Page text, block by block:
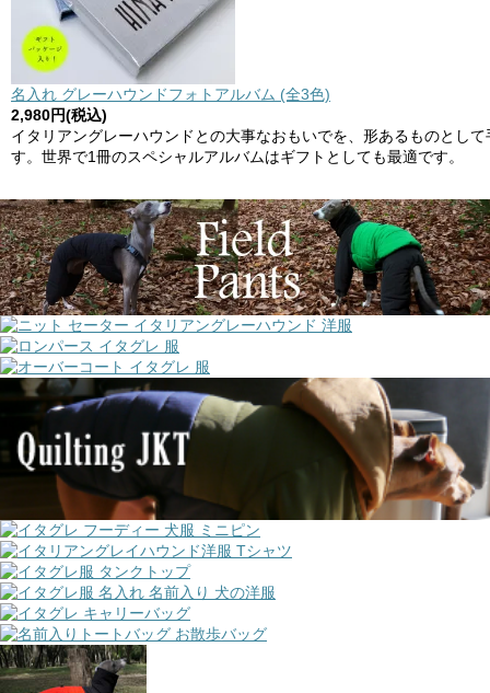
名入れ グレーハウンドフォトアルバム (全3色)
2,980円(税込)
イタリアングレーハウンドとの大事なおもいでを、形あるものとし
す。世界で1冊のスペシャルアルバムはギフトとしても最適です。